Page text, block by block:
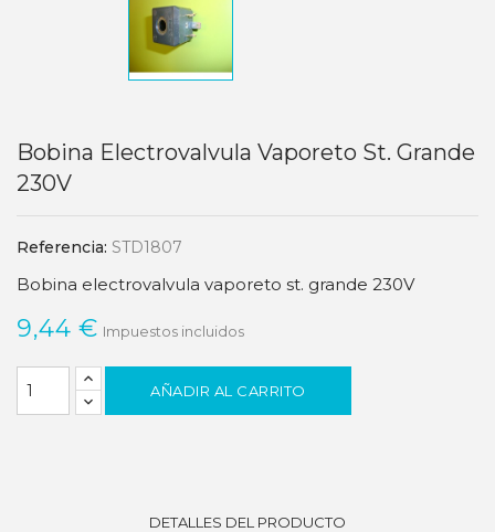
Bobina Electrovalvula Vaporeto St. Grande
230V
Referencia: STD1807
Bobina electrovalvula vaporeto st. grande 230V
9,44 € Impuestos incluidos
AÑADIR AL CARRITO
DETALLES DEL PRODUCTO